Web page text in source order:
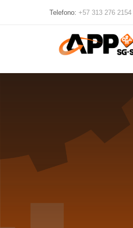
Telefono: +57 313 276 2154